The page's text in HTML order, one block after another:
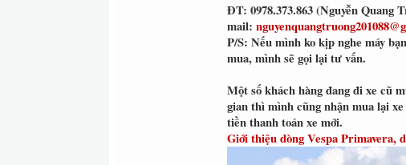
ĐT: 0978.373.863 (Nguyễn Quang
mail:
P/S: Nếu mình ko kịp nghe máy
mua, mình sẽ gọi lại tư vấn.
Một số khách hàng đang đi xe cũ
gian thì mình cũng nhận mua lại
tiền thanh toán xe mới.
Giới thiệu dòng Vespa Primavera,